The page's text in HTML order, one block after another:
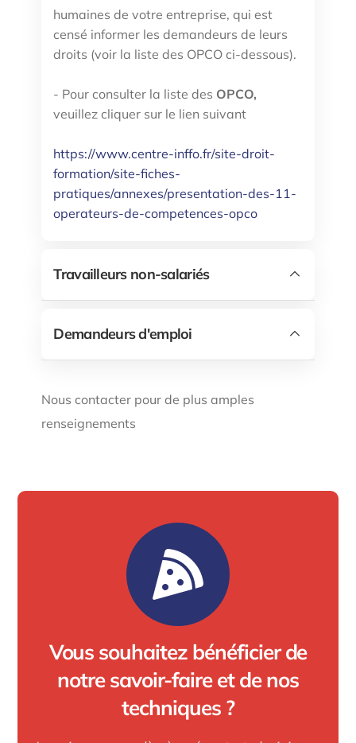
humaines de votre entreprise, qui est
censé informer les demandeurs de leurs
droits (voir la liste des OPCO ci-dessous).
- Pour consulter la liste des OPCO,
veuillez cliquer sur le lien suivant
https://www.centre-inffo.fr/site-droit-
formation/site-fiches-
pratiques/annexes/presentation-des-11-
operateurs-de-competences-opco
Travailleurs non-salariés
Demandeurs d'emploi
Nous contacter pour de plus amples
renseignements
Vous souhaitez bénéficier de
notre savoir-faire et de nos
techniques ?